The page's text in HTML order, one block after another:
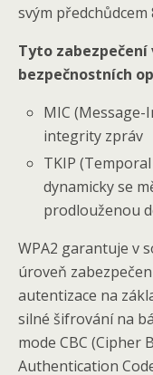
svým předchůdcem
Tyto
bezpečnostních
MIC
integrity zpráv
TKIP
dynamicky se
prodlouženou
WPA2 garantuje v
úroveň
autentizace na
silné šifrování na
mode CBC (Cipher
Authentication